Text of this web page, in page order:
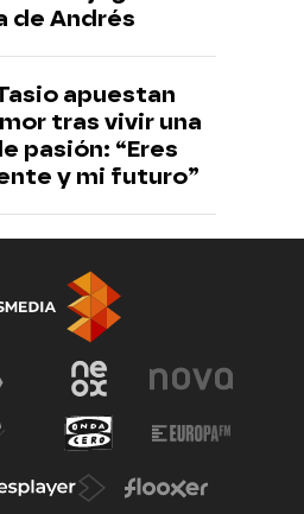
de Andrés
apuestan
tras vivir una
pasión: “Eres
y mi futuro”